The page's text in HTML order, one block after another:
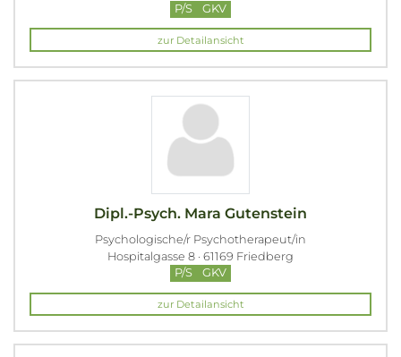
P/S
GKV
zur Detailansicht
Dipl.-Psych. Mara Gutenstein
Psychologische/r Psychotherapeut/in
Hospitalgasse 8 · 61169 Friedberg
P/S
GKV
zur Detailansicht